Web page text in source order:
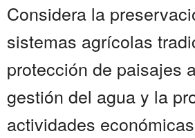
Considera la
sistemas agrícolas
protección de paisajes
gestión del agua y la
actividades